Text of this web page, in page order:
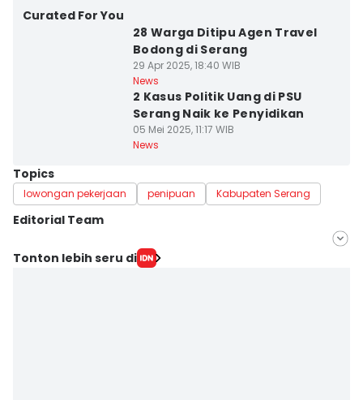
Curated For You
28 Warga Ditipu Agen Travel
Bodong di Serang
29 Apr 2025, 18:40 WIB
News
2 Kasus Politik Uang di PSU
Serang Naik ke Penyidikan
05 Mei 2025, 11:17 WIB
News
Topics
lowongan pekerjaan penipuan Kabupaten Serang
Editorial Team
Editor
Tonton lebih seru di